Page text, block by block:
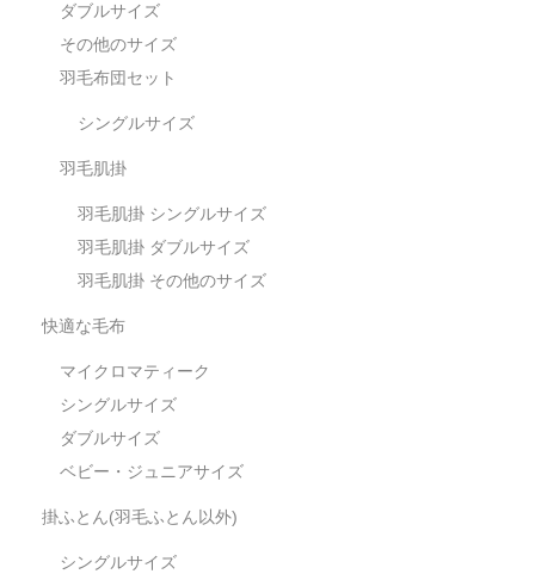
ダブルサイズ
その他のサイズ
羽毛布団セット
シングルサイズ
羽毛肌掛
羽毛肌掛 シングルサイズ
羽毛肌掛 ダブルサイズ
羽毛肌掛 その他のサイズ
快適な毛布
マイクロマティーク
シングルサイズ
ダブルサイズ
ベビー・ジュニアサイズ
掛ふとん(羽毛ふとん以外)
シングルサイズ